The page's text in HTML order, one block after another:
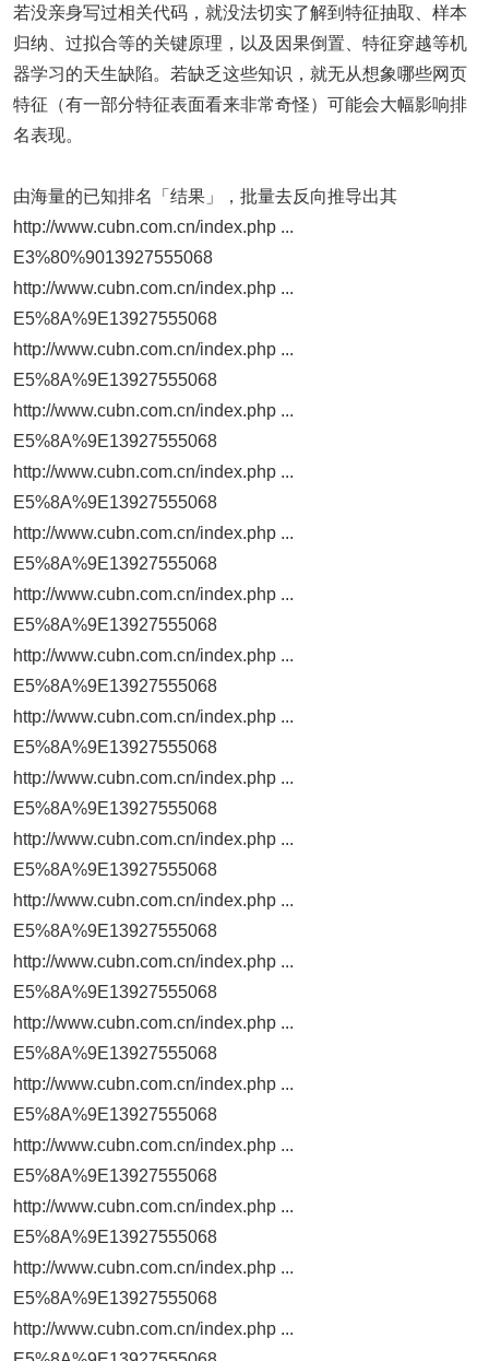
若没亲身写过相关代码，就没法切实了解到特征抽取、样本
归纳、过拟合等的关键原理，以及因果倒置、特征穿越等机
器学习的天生缺陷。若缺乏这些知识，就无从想象哪些网页
特征（有一部分特征表面看来非常奇怪）可能会大幅影响排
名表现。
由海量的已知排名「结果」，批量去反向推导出其
http://www.cubn.com.cn/index.php ...
E3%80%9013927555068
http://www.cubn.com.cn/index.php ...
E5%8A%9E13927555068
http://www.cubn.com.cn/index.php ...
E5%8A%9E13927555068
http://www.cubn.com.cn/index.php ...
E5%8A%9E13927555068
http://www.cubn.com.cn/index.php ...
E5%8A%9E13927555068
http://www.cubn.com.cn/index.php ...
E5%8A%9E13927555068
http://www.cubn.com.cn/index.php ...
E5%8A%9E13927555068
http://www.cubn.com.cn/index.php ...
E5%8A%9E13927555068
http://www.cubn.com.cn/index.php ...
E5%8A%9E13927555068
http://www.cubn.com.cn/index.php ...
E5%8A%9E13927555068
http://www.cubn.com.cn/index.php ...
E5%8A%9E13927555068
http://www.cubn.com.cn/index.php ...
E5%8A%9E13927555068
http://www.cubn.com.cn/index.php ...
E5%8A%9E13927555068
http://www.cubn.com.cn/index.php ...
E5%8A%9E13927555068
http://www.cubn.com.cn/index.php ...
E5%8A%9E13927555068
http://www.cubn.com.cn/index.php ...
E5%8A%9E13927555068
http://www.cubn.com.cn/index.php ...
E5%8A%9E13927555068
http://www.cubn.com.cn/index.php ...
E5%8A%9E13927555068
http://www.cubn.com.cn/index.php ...